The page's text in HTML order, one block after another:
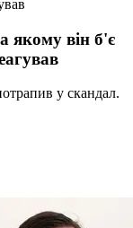
якому він б'є
у скандал.